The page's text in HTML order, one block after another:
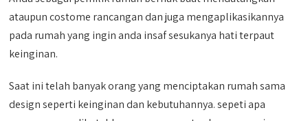
ataupun costome rancangan dan juga mengaplikasikannya
pada rumah yang ingin anda insaf sesukanya hati terpaut
keinginan.
Saat ini telah banyak orang yang menciptakan rumah sama
design seperti keinginan dan kebutuhannya. sepeti apa